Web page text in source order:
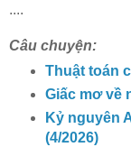
....
Câu chuyện:
Thuật toán
Giấc mơ về
Kỷ nguyên
(4/2026)